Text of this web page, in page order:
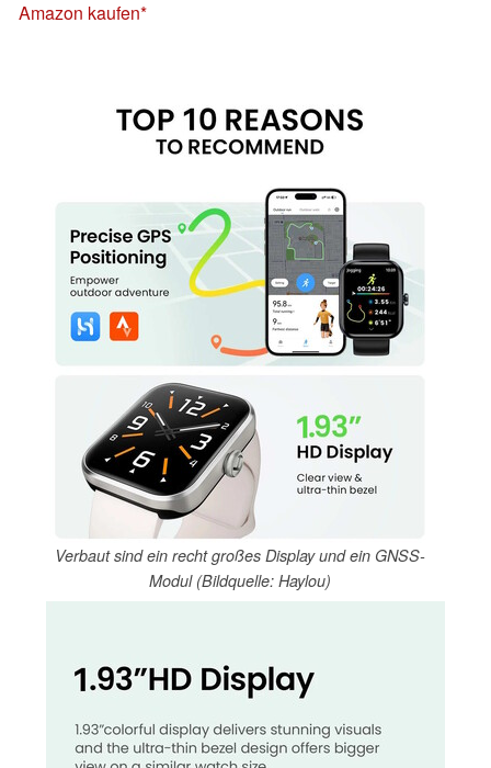
Amazon kaufen
Verbaut sind ein recht großes Display und ein GNSS-
Modul (Bildquelle: Haylou)